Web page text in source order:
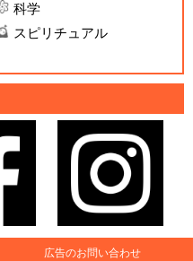
科学
スピリチュアル
広告のお問い合わせ